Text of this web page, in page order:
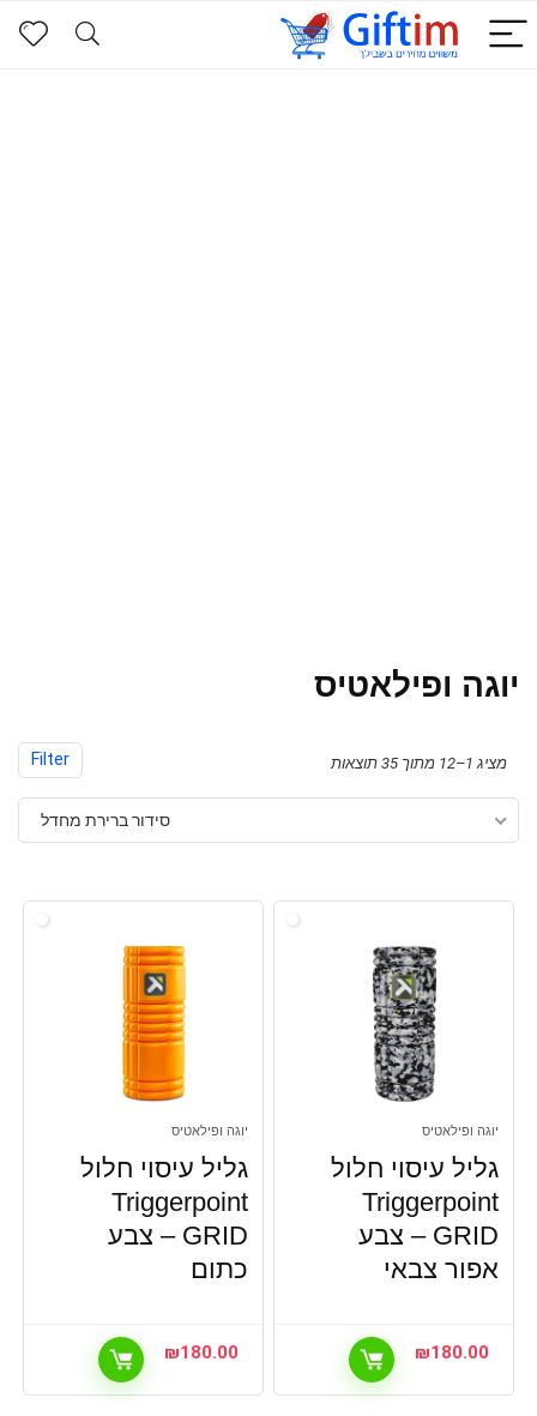
יוגה ופילאטיס
Filter מציג 1–12 מתוך 35 תוצאות
סידור ברירת מחדל
יוגה ופילאטיס
גליל עיסוי חלול
Triggerpoint
GRID – צבע
אפור צבאי
₪180.00
יוגה ופילאטיס
גליל עיסוי חלול
Triggerpoint
GRID – צבע
כתום
₪180.00